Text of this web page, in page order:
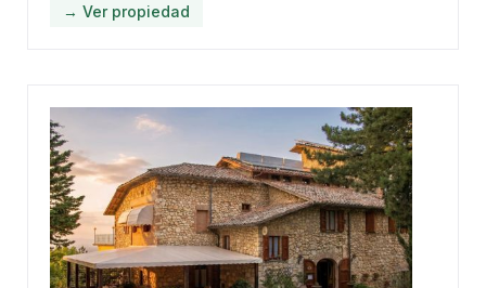
→ Ver propiedad